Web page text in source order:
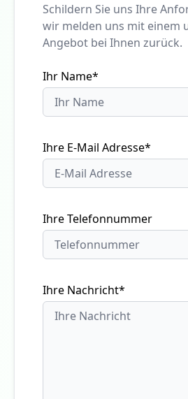
Schildern Sie uns Ihre
wir melden uns mit einem
Angebot bei Ihnen zurück.
Ihr Name*
Ihre E-Mail Adresse*
Ihre Telefonnummer
Ihre Nachricht*